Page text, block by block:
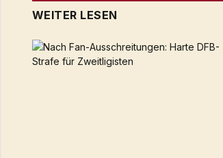
WEITER LESEN